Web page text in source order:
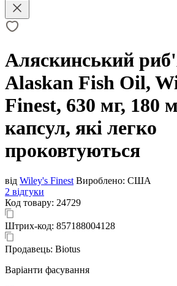
Аляскинський
Alaskan Fish Oil,
Finest, 630 мг, 180
капсул, які легко
проковтуються
від Wiley's Finest Вироблено: США
2 відгуки
Код товару: 24729
Штрих-код: 857188004128
Продавець: Biotus
Варіанти фасування